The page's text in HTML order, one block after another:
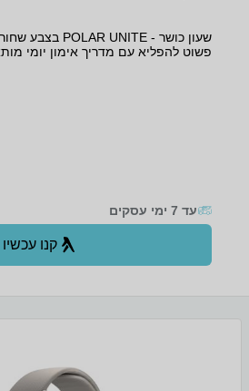
פשוט להפליא עם מדריך אימון יומי
עד 7 ימי עסקים
קנו עכשיו